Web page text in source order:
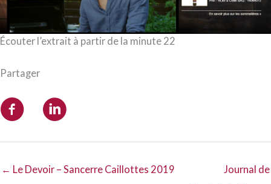
Écouter l’extrait à partir de la minute 22
Partager
← Le Devoir – Sancerre Caillottes 2019
Journal de